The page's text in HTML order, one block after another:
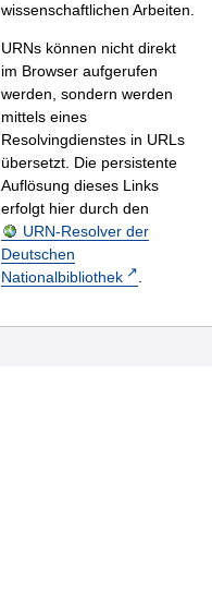
wissenschaftlichen Arbeiten.
URNs können nicht direkt
im Browser aufgerufen
werden, sondern werden
mittels eines
Resolvingdienstes in URLs
übersetzt. Die persistente
Auflösung dieses Links
erfolgt hier durch den
URN-Resolver der
Deutschen
Nationalbibliothek
.